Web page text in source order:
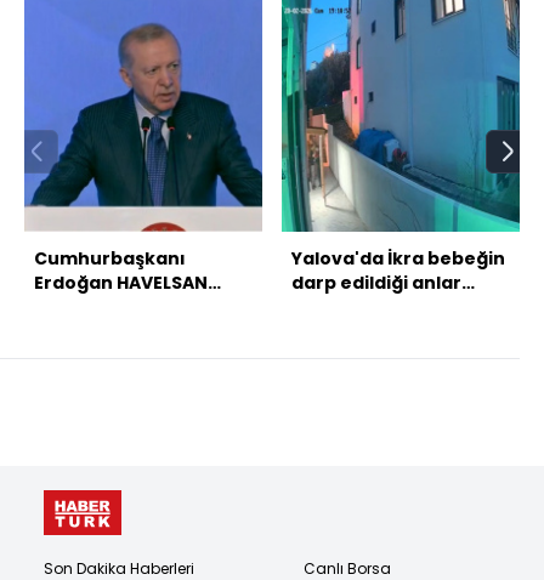
Cumhurbaşkanı
Erdoğan HAVELSAN
Yalova'da İkra bebeğin
darp edildiği anlar
Son Dakika Haberleri
Canlı Borsa